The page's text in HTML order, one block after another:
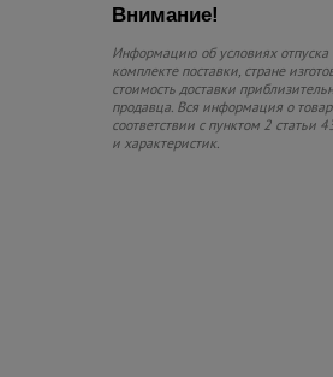
Внимание!
Информацию об условиях отпуска
комплекте поставки, стране
стоимость доставки
продавца. Вся информация о
соответствии с пунктом 2
и характеристик.